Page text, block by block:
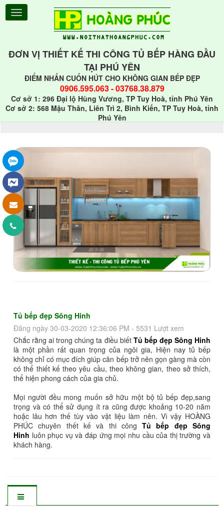
ĐƠN VỊ THIẾT KẾ THI CÔNG TỦ BẾP HÀNG ĐẦU
TẠI PHÚ YÊN
ĐIỂM NHẤN CUỐN HÚT CHO KHÔNG GIAN BẾP ĐẸP
0906.595.063-03768.38.879
Cơ sở 1: 296 Đại lộ Hùng Vương, TP Tuy Hoà, tỉnh Phú Yên
Cơ sở 2: 568 Mậu Thân, Liên Trì 2, Bình Kiến, TP Tuy Hoà, tỉnh
Phú Yên
Tủ bếp đẹp Sông Hinh
Đăng ngày 30-03-2020 12:36:06 PM - 5531 Lượt xem
Chắc rằng ai trong chúng ta điều biết Tủ bếp đẹp Sông Hinh
là một phần rất quan trọng của ngôi gia, Hiện nay tủ bếp
không chỉ có mục đích giúp căn bếp trở nên gọn gàng mà còn
có thể thiết kế theo yêu cầu, theo không gian, theo sở thích,
thể hiện phong cách của gia chủ.
Mọi người đều mong muốn sở hữu một bộ tủ bếp đẹp,sang
trọng và có thể sử dụng ít ra cũng được khoảng 10-20 năm
hoặc lâu hơn thế tùy vào vật liệu làm nên. Vì vậy HOÀNG
PHÚC chuyên thết kế và thi côngTủ bếp đẹp Sông
Hinh luôn phục vụ và đáp ứng mọi nhu cầu của thị trường và
khách hàng.